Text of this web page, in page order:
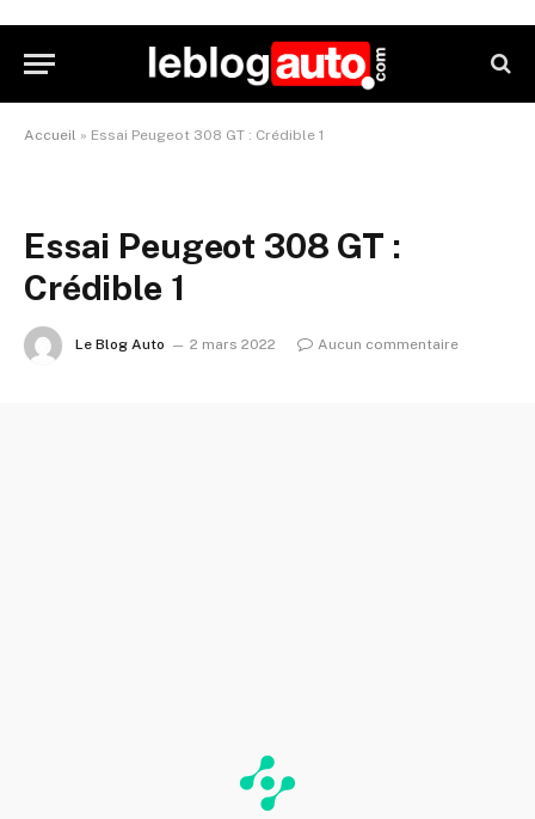
Accueil » Essai Peugeot 308 GT : Crédible 1
Essai Peugeot 308 GT :
Crédible 1
Le Blog Auto 2 mars 2022 Aucun commentaire